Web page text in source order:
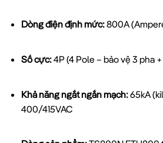
Dòng điện định mức:800A
Số cực:4P (4 Pole – bảo vệ 3 pha
Khả năng ngắt ngắn mạch:65kA
400/415VAC